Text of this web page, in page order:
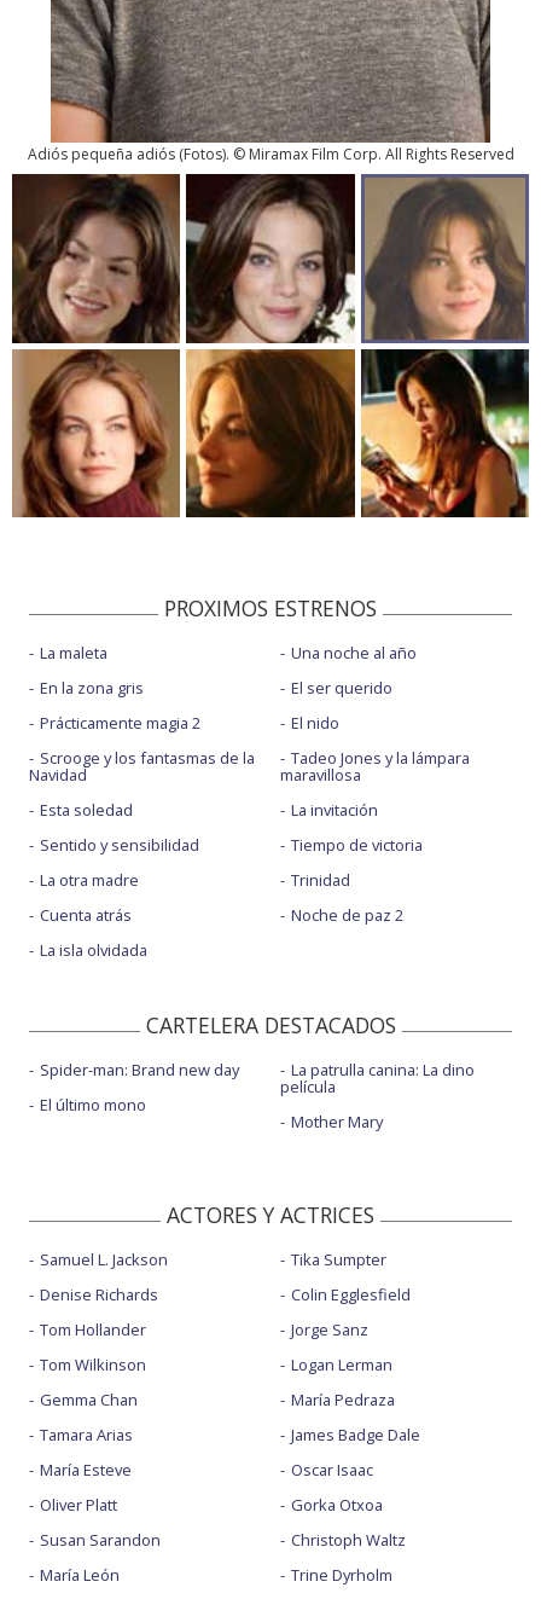
Adiós pequeña adiós(Fotos). © Miramax Film Corp. All Rights Reserved
PROXIMOS ESTRENOS
La maleta
En la zona gris
Prácticamente magia 2
Scrooge y los fantasmas de la
Navidad
Esta soledad
Sentido y sensibilidad
La otra madre
Cuenta atrás
La isla olvidada
Una noche al año
El ser querido
El nido
Tadeo Jones y la lámpara
maravillosa
La invitación
Tiempo de victoria
Trinidad
Noche de paz 2
CARTELERA DESTACADOS
Spider-man: Brand new day
El último mono
La patrulla canina: La dino
película
Mother Mary
ACTORES Y ACTRICES
Samuel L. Jackson
Denise Richards
Tom Hollander
Tom Wilkinson
Gemma Chan
Tamara Arias
María Esteve
Oliver Platt
Susan Sarandon
María León
Tika Sumpter
Colin Egglesfield
Jorge Sanz
Logan Lerman
María Pedraza
James Badge Dale
Oscar Isaac
Gorka Otxoa
Christoph Waltz
Trine Dyrholm